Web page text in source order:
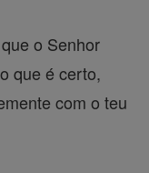
o Senhor
que é certo,
com o teu